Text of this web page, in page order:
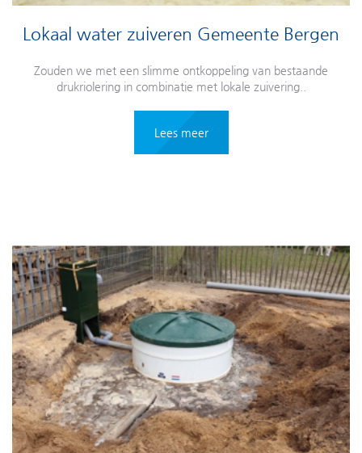
Lokaal water zuiveren Gemeente Bergen
Zouden we met een slimme ontkoppeling van bestaande
drukriolering in combinatie met lokale zuivering..
Lees meer